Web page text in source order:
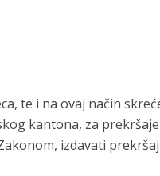
te i na ovaj način
kantona, za prekršaje
izdavati